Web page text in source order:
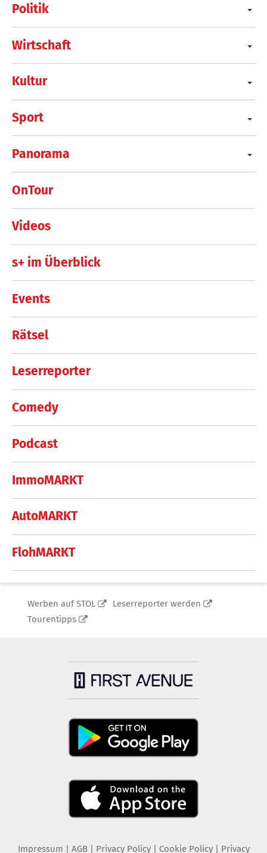
Politik
Wirtschaft
Kultur
Sport
Panorama
OnTour
Videos
s+ im Überblick
Events
Rätsel
Leserreporter
Comedy
Podcast
ImmoMARKT
AutoMARKT
FlohMARKT
Werben auf STOL
Leserreporter werden
Tourentipps
Impressum AGB Privacy Policy| Cookie Policy| Privacy